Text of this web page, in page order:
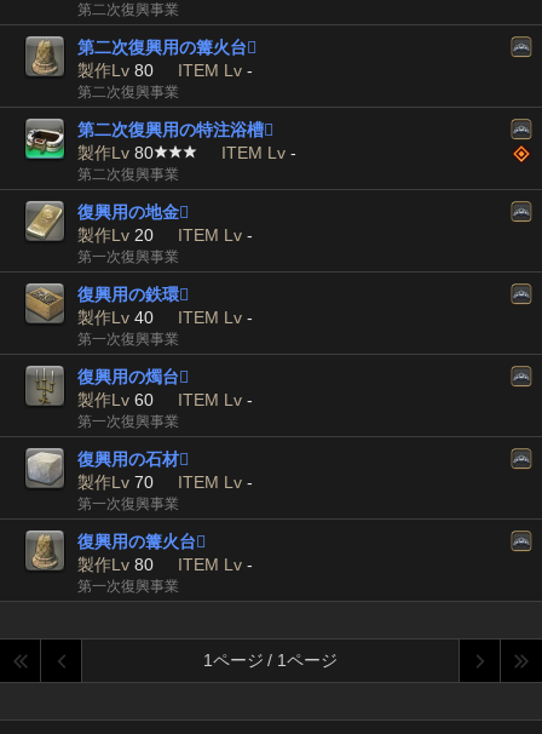
第二次復興事業
第二次復興用の篝火台
製作Lv 80 ITEM Lv -
第二次復興事業
第二次復興用の特注浴槽
製作Lv 80 ITEM Lv -
第二次復興事業
復興用の地金
製作Lv 20 ITEM Lv -
第一次復興事業
復興用の鉄環
製作Lv 40 ITEM Lv -
第一次復興事業
復興用の燭台
製作Lv 60 ITEM Lv -
第一次復興事業
復興用の石材
製作Lv 70 ITEM Lv -
第一次復興事業
復興用の篝火台
製作Lv 80 ITEM Lv -
第一次復興事業
1ページ / 1ページ